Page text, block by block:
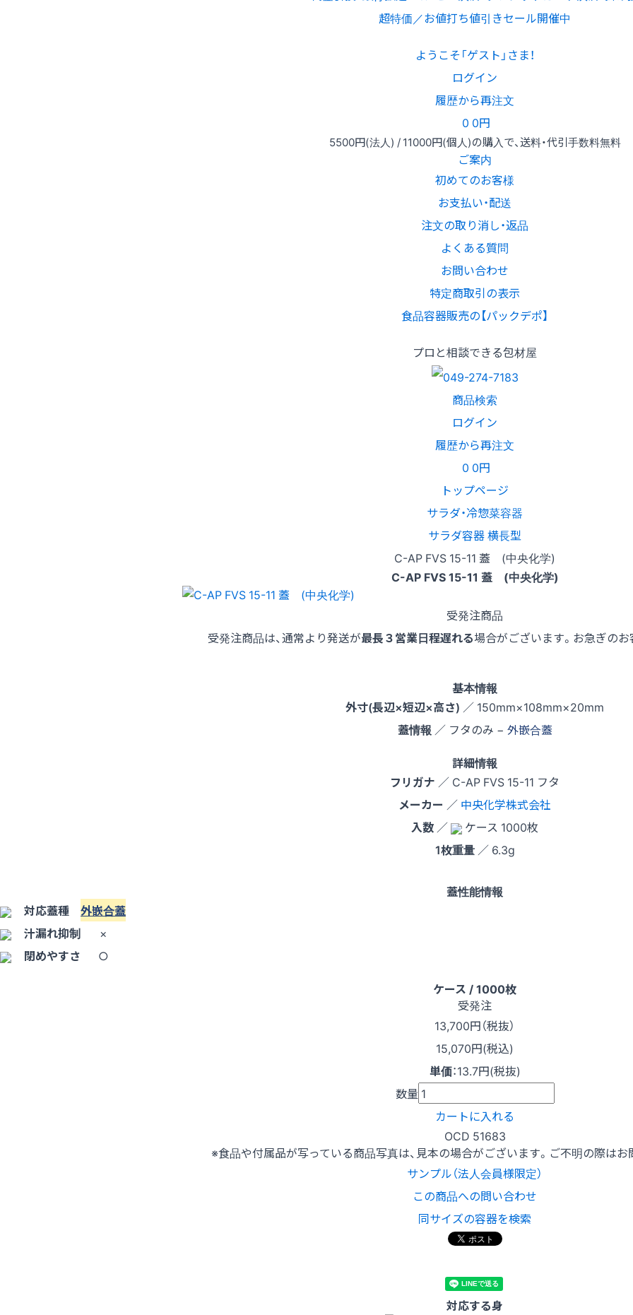
超特価／お値打ち値引きセール開催中
ようこそ「ゲスト」さま！
ログイン
履歴から再注文
0 0円
5500円(法人) /11000円(個人)の購入で、送料・代引手数料無料
ご案内
初めてのお客様
お支払い・配送
注文の取り消し・返品
よくある質問
お問い合わせ
特定商取引の表示
食品容器販売の【パックデポ】
プロと相談できる包材屋
商品検索
ログイン
履歴から再注文
0 0円
トップページ
サラダ・冷惣菜容器
サラダ容器 横長型
C-AP FVS 15-11 蓋 (中央化学)
C-AP FVS 15-11 蓋 (中央化学)
受発注商品
受発注商品は、通常より発送が最長３営業日程遅れる場合がございます。お急ぎの
基本情報
外寸(長辺×短辺×高さ) ／ 150mm×108mm×20mm
蓋情報 ／ フタのみ − 外嵌合蓋
詳細情報
フリガナ ／ C-AP FVS 15-11 フタ
メーカー ／ 中央化学株式会社
入数 ／
ケース 1000枚
1枚重量／ 6.3g
蓋性能情報
対応蓋種 外嵌合蓋
汁漏れ抑制
×
閉めやすさ
○
ケース / 1000枚
受発注
13,700円（税抜）
15,070円(税込)
単価：13.7円(税抜)
数量
カートに入れる
OCD 51683
※食品や付属品が写っている商品写真は、見本の場合がございます。ご不明の際はお
サンプル（法人会員様限定）
この商品への問い合わせ
同サイズの容器を検索
対応する身